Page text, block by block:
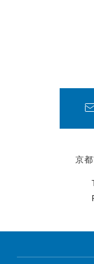
京